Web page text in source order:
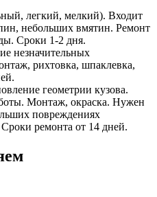
легкий, мелкий). Входит
небольших вмятин. Ремонт
Сроки 1-2 дня.
незначительных
рихтовка, шпаклевка,
геометрии кузова.
Монтаж, окраска. Нужен
повреждениях
Сроки ремонта от 14 дней.